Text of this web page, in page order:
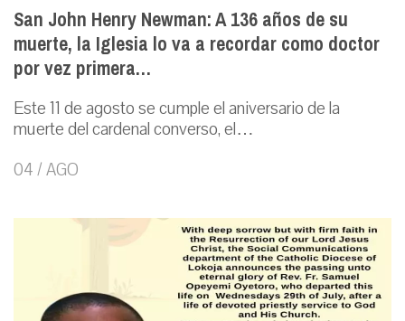
San John Henry Newman: A 136 años de su
muerte, la Iglesia lo va a recordar como doctor
por vez primera…
Este 11 de agosto se cumple el aniversario de la
muerte del cardenal converso, el…
04 / AGO